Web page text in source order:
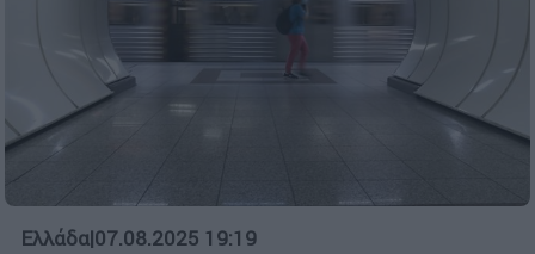
Ελλάδα|07.08.2025 19:19